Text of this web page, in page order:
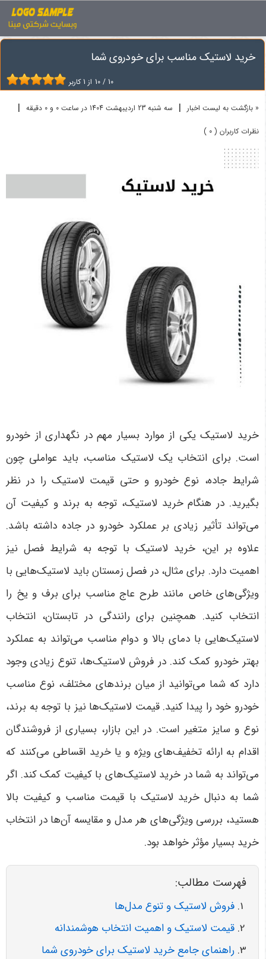
خرید لاستیک مناسب برای خودروی شما
خرید لاستیک مناسب برای خودروی شما
10 / 10 از 1 کاربر
« بازگشت به لیست اخبار | سه شنبه 23 ارديبهشت 1404 در ساعت 0 و 0 دقیقه |
نظرات کاربران ( 0 )
خرید لاستیک یکی از موارد بسیار مهم در نگهداری از خودرو
است. برای انتخاب یک لاستیک مناسب، باید عواملی چون
شرایط جاده، نوع خودرو و حتی قیمت لاستیک را در نظر
بگیرید. در هنگام خرید لاستیک، توجه به برند و کیفیت آن
می‌تواند تأثیر زیادی بر عملکرد خودرو در جاده داشته باشد.
علاوه بر این، خرید لاستیک با توجه به شرایط فصل نیز
اهمیت دارد. برای مثال، در فصل زمستان باید لاستیک‌هایی با
ویژگی‌های خاص مانند طرح عاج مناسب برای برف و یخ را
انتخاب کنید. همچنین برای رانندگی در تابستان، انتخاب
لاستیک‌هایی با دمای بالا و دوام مناسب می‌تواند به عملکرد
بهتر خودرو کمک کند. در فروش لاستیک‌ها، تنوع زیادی وجود
دارد که شما می‌توانید از میان برندهای مختلف، نوع مناسب
خودرو خود را پیدا کنید. قیمت لاستیک‌ها نیز با توجه به برند،
نوع و سایز متغیر است. در این بازار، بسیاری از فروشندگان
اقدام به ارائه تخفیف‌های ویژه و یا خرید اقساطی می‌کنند که
می‌تواند به شما در خرید لاستیک‌های با کیفیت کمک کند. اگر
شما به دنبال خرید لاستیک با قیمت مناسب و کیفیت بالا
هستید، بررسی ویژگی‌های هر مدل و مقایسه آن‌ها در انتخاب
خرید بسیار مؤثر خواهد بود.
فهرست مطالب:
فروش لاستیک و تنوع مدل‌ها
قیمت لاستیک و اهمیت انتخاب هوشمندانه
راهنمای جامع خرید لاستیک برای خودروی شما